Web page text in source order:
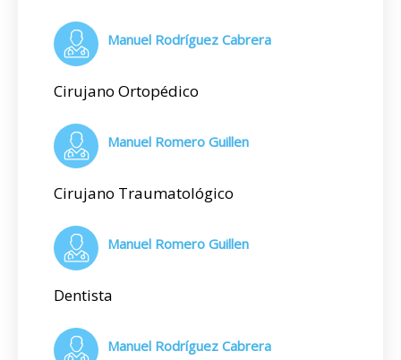
Manuel Rodríguez Cabrera
Cirujano Ortopédico
Manuel Romero Guillen
Cirujano Traumatológico
Manuel Romero Guillen
Dentista
Manuel Rodríguez Cabrera